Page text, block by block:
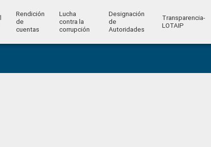
Rendición
de
cuentas
Lucha
contra la
corrupción
Designación
de
Autoridades
Transparencia-
LOTAIP